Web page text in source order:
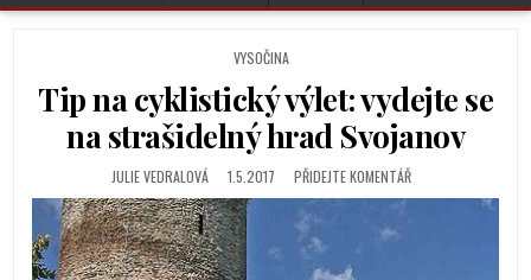
P
S
T
E
I
N
VYSOČINA
Tip na cyklistický výlet: vydejte se
na strašidelný hrad Svojanov
JULIE VEDRALOVÁ 1.5.2017 PŘIDEJTE KOMENTÁŘ